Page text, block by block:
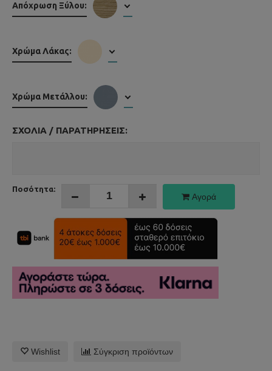
Απόχρωση Ξύλου:
Χρώμα Λάκας:
Χρώμα Μετάλλου:
ΣΧΌΛΙΑ / ΠΑΡΑΤΗΡΉΣΕΙΣ:
Ποσότητα:
Αγορά
Wishlist Σύγκριση προϊόντων